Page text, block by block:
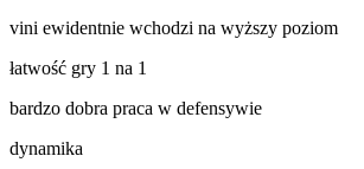
vini ewidentnie wchodzi na wyższy poziom
łatwość gry 1 na 1
bardzo dobra praca w defensywie
dynamika